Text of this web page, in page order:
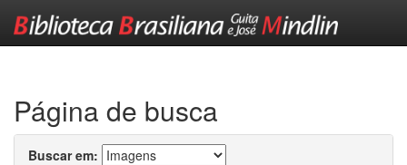
Página de busca
Buscar em: